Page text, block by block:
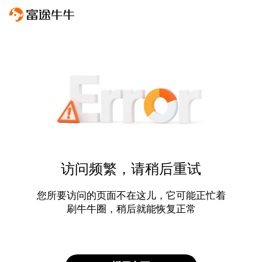
访问频繁，请稍后重试
您所要访问的页面不在这儿，它可能正忙着
刷牛牛圈，稍后就能恢复正常